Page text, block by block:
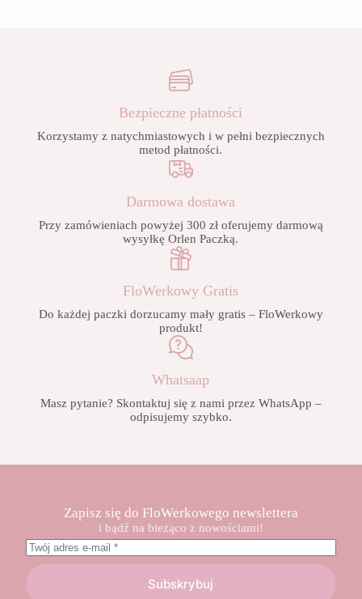
Bezpieczne płatności
Korzystamy z natychmiastowych i w pełni bezpiecznych
metod płatności.
Darmowa dostawa
Przy zamówieniach powyżej 300 zł oferujemy darmową
wysyłkę Orlen Paczką.
FloWerkowy Gratis
Do każdej paczki dorzucamy mały gratis – FloWerkowy
produkt!
Whatsaap
Masz pytanie? Skontaktuj się z nami przez WhatsApp –
odpisujemy szybko.
Zapisz się do FloWerkowego newslettera
i bądź na bieżąco z nowościami!
Subskrybuj